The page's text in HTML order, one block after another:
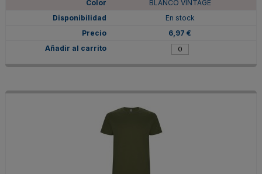
BLANCO VINTAGE
En stock
6,97 €